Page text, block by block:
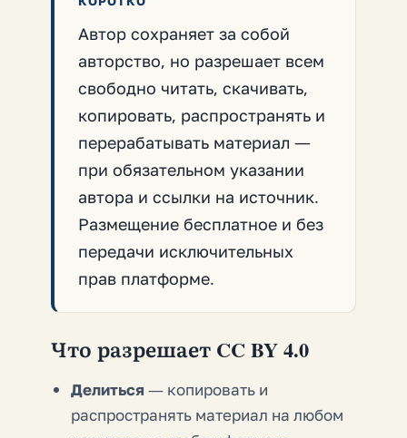
Автор сохраняет за собой
авторство, но разрешает всем
свободно читать, скачивать,
копировать, распространять и
перерабатывать материал —
при обязательном указании
автора и ссылки на источник.
Размещение бесплатное и без
передачи исключительных
прав платформе.
Что разрешает CC BY 4.0
Делиться — копировать и
распространять материал на любом